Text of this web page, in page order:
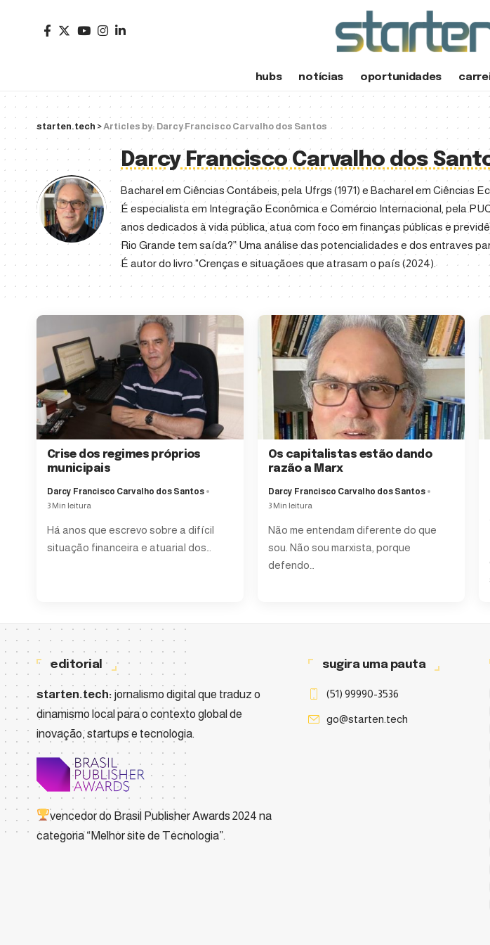
hubs notícias oportunidades
starten.tech >Articles by: Darcy Francisco Carvalho dos Santos
Darcy Francisco Carvalho dos
Bacharel em Ciências Contábeis, pela Ufrgs (1971) e Bacharel em Ciências
É especialista em Integração Econômica e Comércio Internacional, pela
anos dedicados à vida pública, atua com foco em finanças públicas e
Rio Grande tem saída?” Uma análise das potencialidades e dos entraves
É autor do livro "Crenças e situaçãoes que atrasam o país (2024).
Crise dos regimes próprios
municipais
Darcy Francisco Carvalho dos Santos
3 Min leitura
Há anos que escrevo sobre a difícil
situação financeira e atuarial dos
Os capitalistas estão dando
razão a Marx
Darcy Francisco Carvalho dos Santos
3 Min leitura
Não me entendam diferente do que
sou. Não sou marxista, porque
defendo
editorial
starten.tech: jornalismo digital que traduz o
dinamismo local para o contexto global de
inovação, startups e tecnologia.
vencedor do Brasil Publisher Awards 2024 na
categoria “Melhor site de Tecnologia”.
sugira uma pauta
(51) 99990-3536
go@starten.tech